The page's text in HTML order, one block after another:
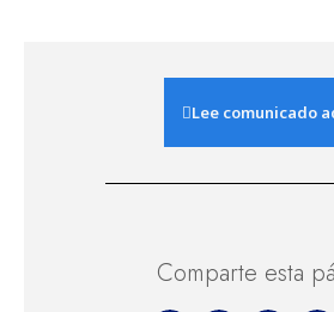
Lee comunicado
Comparte esta